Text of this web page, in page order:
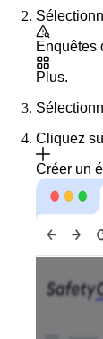
Enquêtes
Plus.
Cliquez
Créer un